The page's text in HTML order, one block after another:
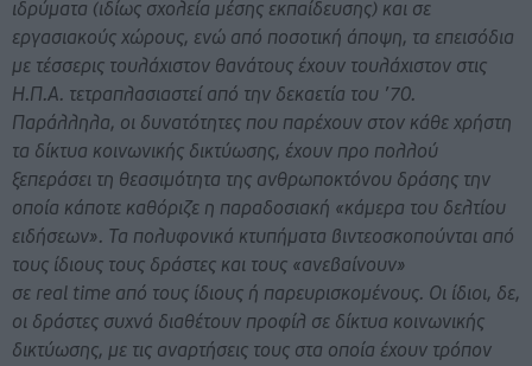
ιδρύματα (ιδίως σχολεία μέσης εκπαίδευσης) και σε
εργασιακούς χώρους, ενώ από ποσοτική άποψη, τα επεισόδια
με τέσσερις τουλάχιστον θανάτους έχουν τουλάχιστον στις
Η.Π.Α. τετραπλασιαστεί από την δεκαετία του ’70.
Παράλληλα, οι δυνατότητες που παρέχουν στον κάθε χρήστη
τα δίκτυα κοινωνικής δικτύωσης, έχουν προ πολλού
ξεπεράσει τη θεασιμότητα της ανθρωποκτόνου δράσης την
οποία κάποτε καθόριζε η παραδοσιακή «κάμερα του δελτίου
ειδήσεων». Τα πολυφονικά κτυπήματα βιντεοσκοπούνται από
τους ίδιους τους δράστες και τους «ανεβαίνουν»
σε real time από τους ίδιους ή παρευρισκομένους. Οι ίδιοι, δε,
οι δράστες συχνά διαθέτουν προφίλ σε δίκτυα κοινωνικής
δικτύωσης, με τις αναρτήσεις τους στα οποία έχουν τρόπον